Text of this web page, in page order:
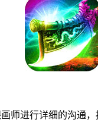
进行详细的沟通